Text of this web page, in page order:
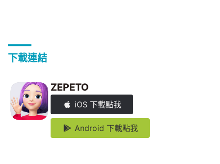
下載連結
ZEPETO
iOS 下載點我
Android 下載點我